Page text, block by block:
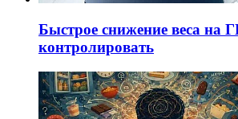
Быстрое снижение веса на
контролировать